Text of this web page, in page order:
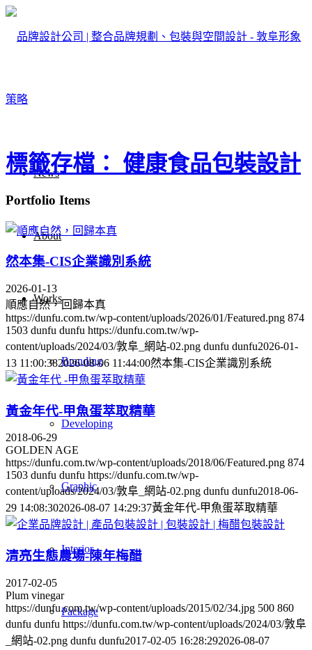
News
About
Works
Branding
Developing
Graphic
Interior
Package
標籤存檔： 健康食品包裝設計
Portfolio Items
然本集-CIS企業識別系統
2026-01-13
順應自然，回歸本真
https://dunfu.com.tw/wp-content/uploads/2026/01/Featured.png 874
1503 dunfu dunfu https://dunfu.com.tw/wp-
content/uploads/2024/03/敦阜_網站-02.png dunfu dunfu2026-01-
13 11:00:382026-08-06 11:44:00然本集-CIS企業識別系統
黃金年代-甲魚蛋萃取精華
2018-06-29
GOLDEN AGE
https://dunfu.com.tw/wp-content/uploads/2018/06/Featured.png 874
1503 dunfu dunfu https://dunfu.com.tw/wp-
content/uploads/2024/03/敦阜_網站-02.png dunfu dunfu2018-06-
29 14:08:302026-08-07 14:29:37黃金年代-甲魚蛋萃取精華
清亮生態農場-陳年梅醋
2017-02-05
Plum vinegar
https://dunfu.com.tw/wp-content/uploads/2015/02/34.jpg 500 860
dunfu dunfu https://dunfu.com.tw/wp-content/uploads/2024/03/敦阜
_網站-02.png dunfu dunfu2017-02-05 16:28:292026-08-07